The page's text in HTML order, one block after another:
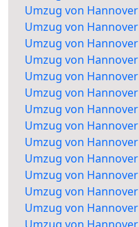
Umzug von
Umzug von
Umzug von
Umzug von
Umzug von
Umzug von
Umzug von
Umzug von
Umzug von
Umzug von
Umzug von
Umzug von
Umzug von